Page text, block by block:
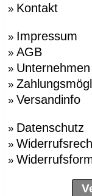
» Kontakt
» Impressum
» AGB
»
»
» Versandinfo
» Datenschutz
»
»